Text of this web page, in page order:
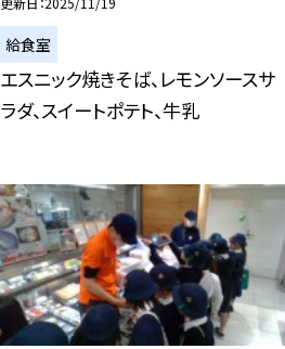
給食室
エスニック焼きそば、レモンソースサ
ラダ、スイートポテト、牛乳